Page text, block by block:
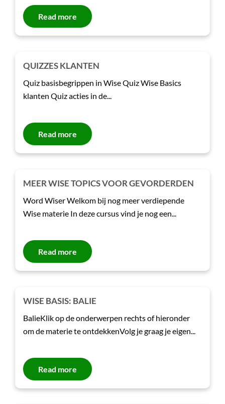
Read more
QUIZZES KLANTEN
Quiz basisbegrippen in Wise Quiz Wise Basics
klanten Quiz acties in de...
Read more
MEER WISE TOPICS VOOR GEVORDERDEN
Word Wiser Welkom bij nog meer verdiepende
Wise materie In deze cursus vind je nog een...
Read more
WISE BASIS: BALIE
BalieKlik op de onderwerpen rechts of hieronder
om de materie te ontdekkenVolg je graag je eigen...
Read more